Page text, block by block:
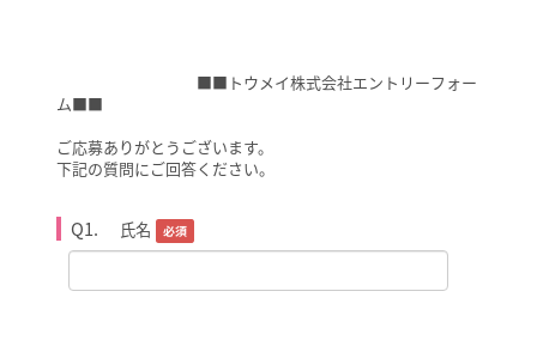
■■トウメイ株式会社エントリーフォー
ム■■
ご応募ありがとうございます。
下記の質問にご回答ください。
Q1. 氏名 必須